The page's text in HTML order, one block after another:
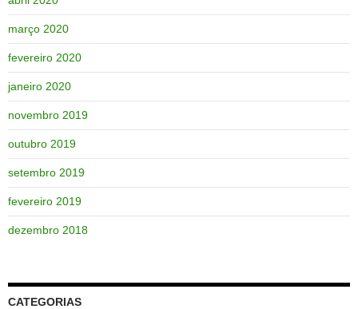
março 2020
fevereiro 2020
janeiro 2020
novembro 2019
outubro 2019
setembro 2019
fevereiro 2019
dezembro 2018
CATEGORIAS